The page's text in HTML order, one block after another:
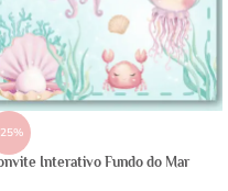
Interativo Fundo do Mar